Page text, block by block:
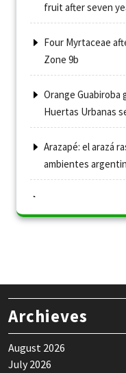
fruit after seven
Four Myrtaceae
Zone 9b
Orange
Huertas Urbanas
Arazapé: el arazá
ambientes
Archieves
August 2026
July 2026